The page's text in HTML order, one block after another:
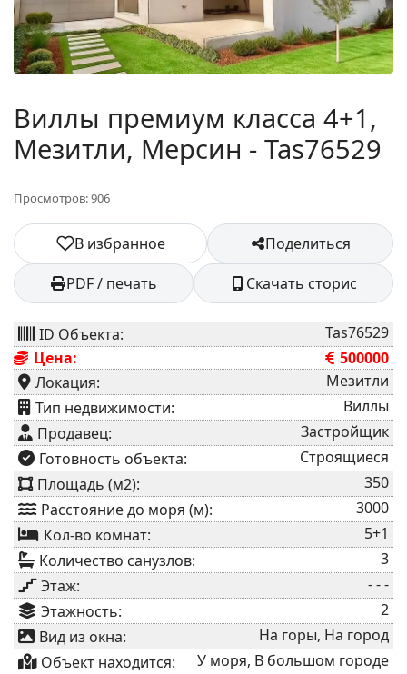
Виллы премиум класса 4+1,
Мезитли, Мерсин - Tas76529
Просмотров: 906
В избранное
Поделиться
PDF / печать
Скачать сторис
ID Объекта:
Tas76529
Цена:
500000
Локация:
Мезитли
⁠Тип недвижимости:
Виллы
Продавец:
Застройщик
⁠Готовность объекта:
Строящиеся
Площадь (м2):
350
Расстояние до моря (м):
3000
Кол-во комнат:
5+1
Количество санузлов:
3
Этаж:
- - -
Этажность:
2
Вид из окна:
На горы, На город
Объект находится:
У моря, В большом городе